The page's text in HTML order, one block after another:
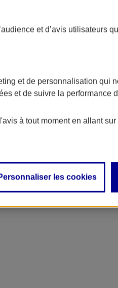
et d’avis utilisateurs
et de personnalisation qui
et de suivre la performance
à tout moment en allant sur
les cookies